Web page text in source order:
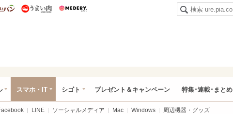
集
めし うまいパン うまい肉
スマホ・IT シゴト プレゼント＆キャンペーン 特集･連載･まとめ
LINE ソーシャルメディア Mac Windows 周辺機器・グッズ